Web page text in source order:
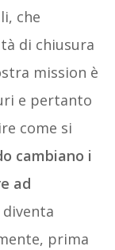
che
di chiusura
mission è
e pertanto
come si
cambiano i
ad
prima